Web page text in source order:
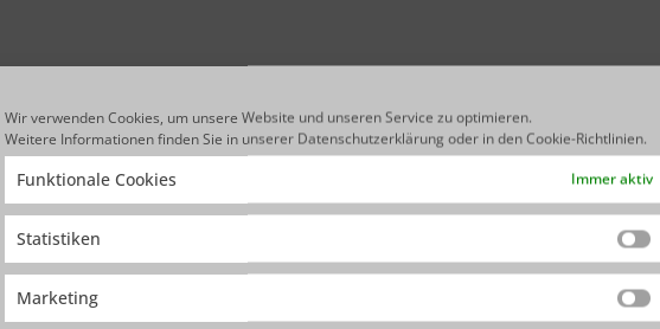
Wir verwenden Cookies, um unsere Website und unseren Service zu optimieren.
Weitere Informationen finden Sie in unserer Datenschutzerklärung oder in denCookie-Richtlinien.
Funktionale Cookies Immer aktiv
Statistiken
Marketing